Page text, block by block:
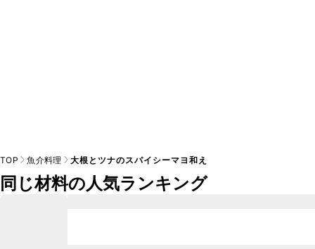
TOP 魚介料理 大根とツナのスパイシーマヨ和え
同じ材料の人気ランキング